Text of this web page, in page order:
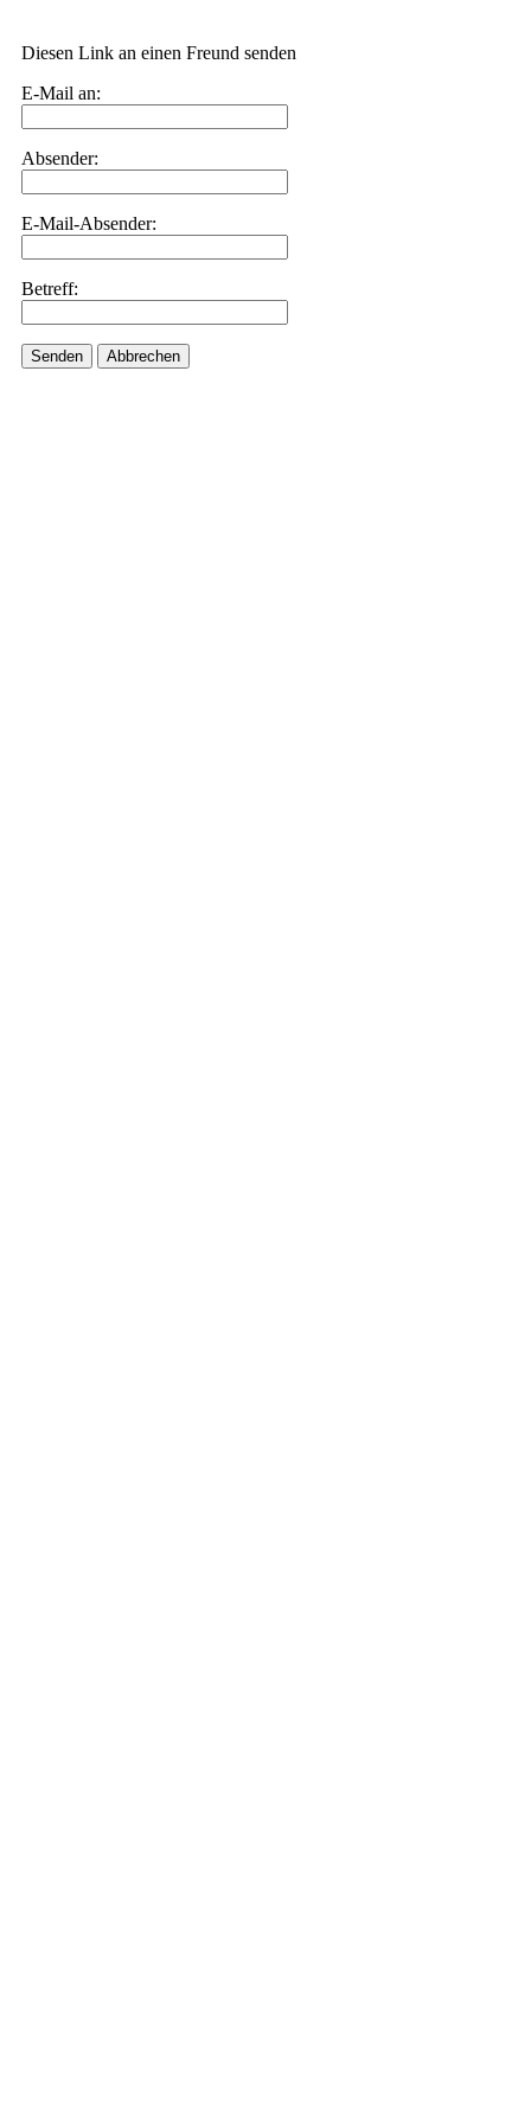
Diesen Link an einen Freund senden
E-Mail an:
Absender:
E-Mail-Absender:
Betreff:
Senden Abbrechen